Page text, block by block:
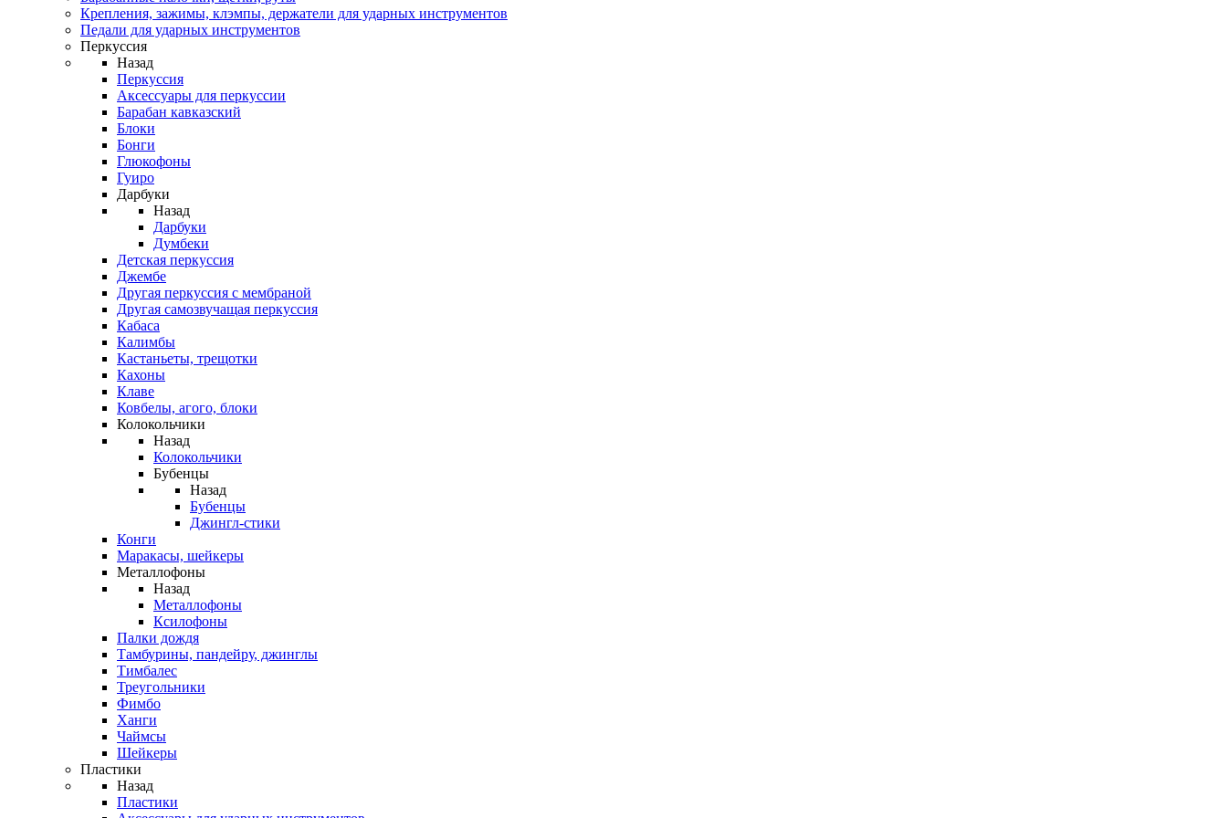
Крепления, зажимы, клэмпы, держатели для ударных инструментов
Педали для ударных инструментов
Перкуссия
Назад
Перкуссия
Аксессуары для перкуссии
Барабан кавказский
Блоки
Бонги
Глюкофоны
Гуиро
Дарбуки
Назад
Дарбуки
Думбеки
Детская перкуссия
Джембе
Другая перкуссия с мембраной
Другая самозвучащая перкуссия
Кабаса
Калимбы
Кастаньеты, трещотки
Кахоны
Клаве
Ковбелы, агого, блоки
Колокольчики
Назад
Колокольчики
Бубенцы
Назад
Бубенцы
Джингл-стики
Конги
Маракасы, шейкеры
Металлофоны
Назад
Металлофоны
Ксилофоны
Палки дождя
Тамбурины, пандейру, джинглы
Тимбалес
Треугольники
Фимбо
Ханги
Чаймсы
Шейкеры
Пластики
Назад
Пластики